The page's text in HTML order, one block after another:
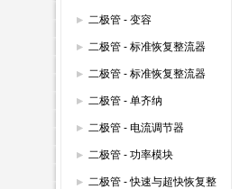
二极管 - 变容
二极管 - 标准恢复整流器
(600V以上)
二极管 - 标准恢复整流器
(600V以下)
二极管 - 单齐纳
二极管 - 电流调节器
二极管 - 功率模块
二极管 - 快速与超快恢复整